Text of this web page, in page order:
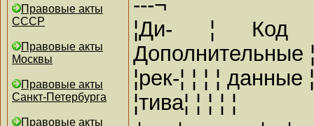
Правовые акты
СССР
Правовые акты
Москвы
Правовые акты
Санкт-Петербурга
Правовые акты
¦Ди- ¦ Код
Дополнительные
¦рек-¦ ¦ ¦ ¦ данные ¦
¦тива¦ ¦ ¦ ¦ ¦